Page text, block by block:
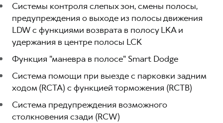
Системы контроля слепых зон, смены полосы,
предупреждения о выходе из полосы движения
LDW с функциями возврата в полосу LKA и
удержания в центре полосы LCK
Функция "маневра в полосе" Smart Dodge
Система помощи при выезде с парковки задним
ходом (RCTA) с функцией торможения (RCTB)
Система предупреждения возможного
столкновения сзади (RCW)